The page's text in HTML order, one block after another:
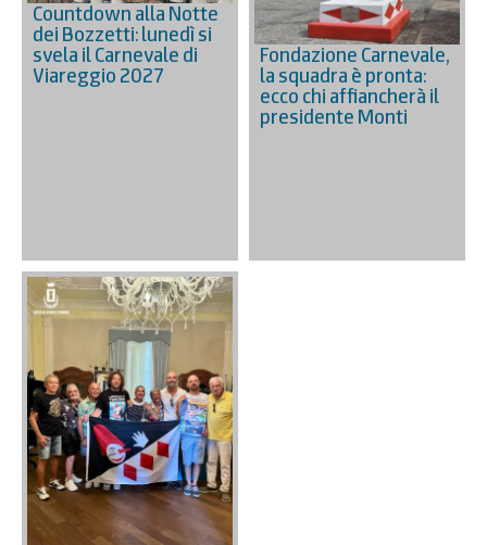
Countdown alla Notte
dei Bozzetti: lunedì si
svela il Carnevale di
Viareggio 2027
Fondazione Carnevale,
la squadra è pronta:
ecco chi affiancherà il
presidente Monti